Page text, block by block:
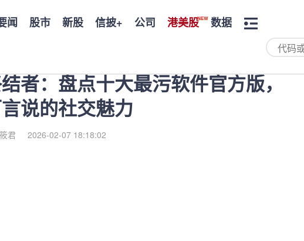
闻 股市 新股 信披+ 公司 港美股 数据
者：盘点十大最污软件官方版，
说的社交魅力
君 2026-02-07 18:18:02